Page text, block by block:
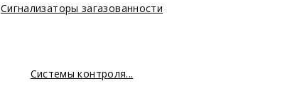
Сигнализаторы загазованности
Системы контроля...